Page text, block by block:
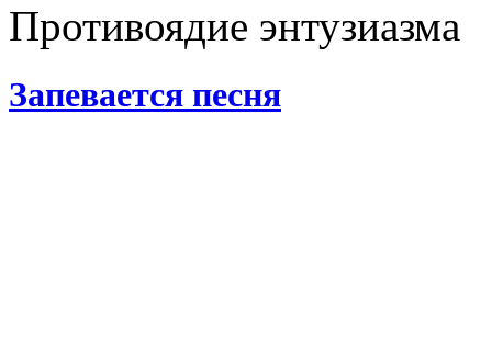
Противоядие энтузиазма
Запевается песня